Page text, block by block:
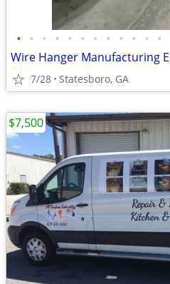
• • • • • • • • • • • •
7/28 Statesboro, GA
$7,500